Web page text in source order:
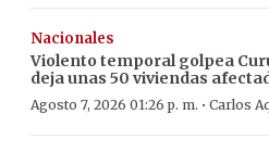
Nacionales
Violento temporal golpea
deja unas 50 viviendas
Agosto 7, 2026 01:26 p. m. · Carlos